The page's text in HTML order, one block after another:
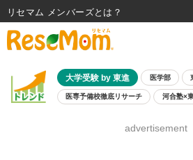
大学受験 by 東進 医学部
医専予備校徹底リサーチ 河合塾×
8月開催学校説明会・相談
advertisement
リセマム メンバーズ